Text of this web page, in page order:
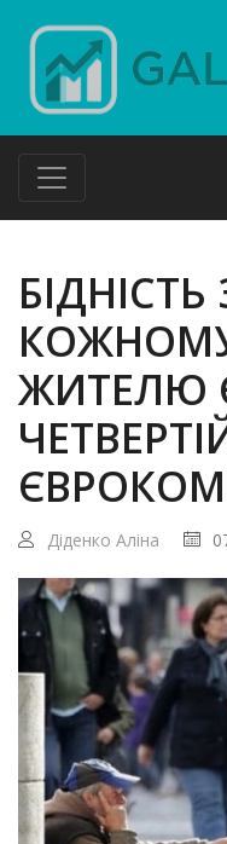
ЖИТЕЛЮ
Діденко Аліна